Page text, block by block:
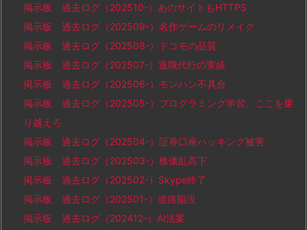
掲示板 過去ログ（202510-）あのサイトもHTTPS
掲示板 過去ログ（202509-）名作ゲームのリメイク
掲示板 過去ログ（202508-）ドコモの品質
掲示板 過去ログ（202507-）退職代行の実績
掲示板 過去ログ（202506-）モンハン不具合
掲示板 過去ログ（202505-）プログラミング学習、ここを乗
り越えろ
掲示板 過去ログ（202504-）証券口座ハッキング被害
掲示板 過去ログ（202503-）株価乱高下
掲示板 過去ログ（202502-）Skype終了
掲示板 過去ログ（202501-）道路陥没
掲示板 過去ログ（202412-）AI法案